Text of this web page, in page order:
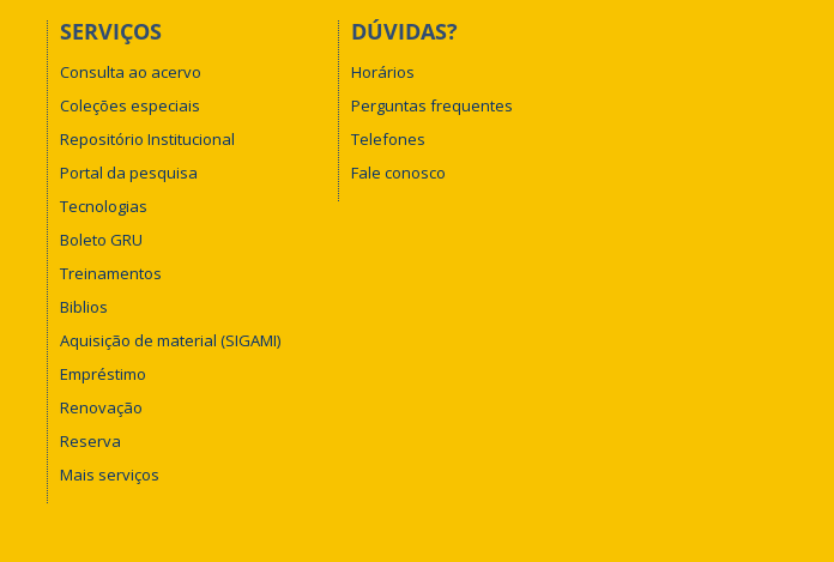
SERVIÇOS
Consulta ao acervo
Coleções especiais
Repositório Institucional
Portal da pesquisa
Tecnologias
Boleto GRU
Treinamentos
Biblios
Aquisição de material (SIGAMI)
Empréstimo
Renovação
Reserva
Mais serviços
DÚVIDAS?
Horários
Perguntas frequentes
Telefones
Fale conosco